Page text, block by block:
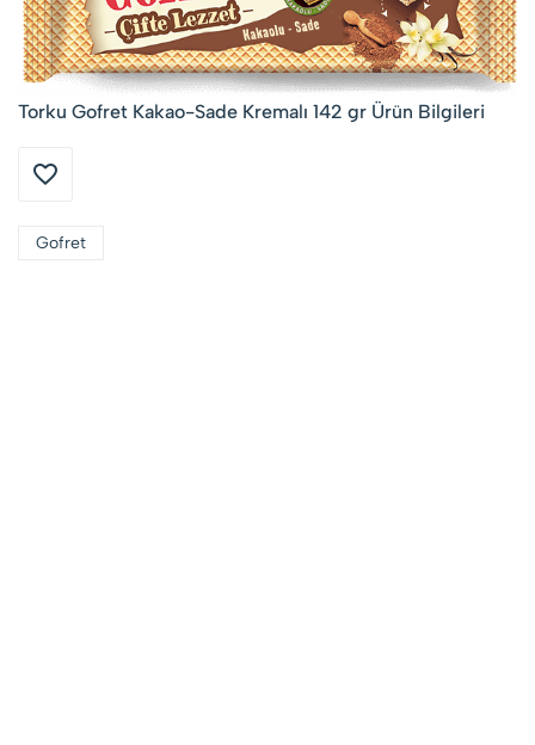
Torku Gofret Kakao-Sade Kremalı 142 gr Ürün Bilgileri
Gofret